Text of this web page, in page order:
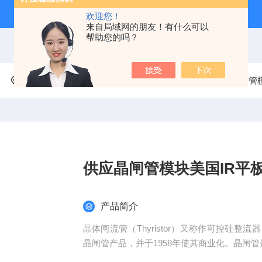
欢迎您！
来自局域网的朋友！有什么可以
帮助您的吗？
当前位置： 产品中心 分立半导体模块 晶闸管
供应晶闸管模块美国IR平
产品简介
晶体闸流管（Thyristor）又称作可控硅整流
晶闸管产品，并于1958年使其商业化。晶闸